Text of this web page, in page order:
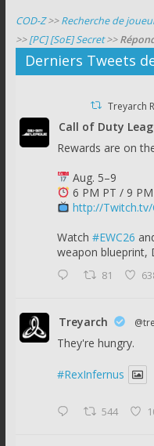
Duty
COD-Z>>Recherche de
>>[PC] [SoE] Secret>>
Derniers Tweets
Treyarch
Call of Duty
Rewards are on
Aug. 5–9
6 PM PT / 9
http://Twitch.tv/
Watch #EWC26
weapon blueprint,
81
Treyarch
They're hungry.
#RexInfernus
544